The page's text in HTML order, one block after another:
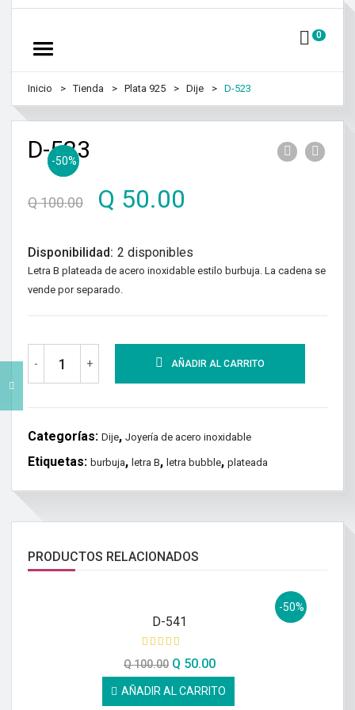
0
Inicio Tienda Plata 925 Dije D-523
¡Oferta!
-50%
D-523
Q100.00 Q 50.00
Disponibilidad: 2 disponibles
Letra B plateada de acero inoxidable estilo burbuja. La cadena se
vende por separado.
- + AÑADIR AL CARRITO
Categorías: Dije, Joyería de acero inoxidable
Etiquetas: burbuja, letra B, letra bubble, plateada
PRODUCTOS RELACIONADOS
-50%
D-541
Q100.00 Q 50.00
AÑADIR AL CARRITO